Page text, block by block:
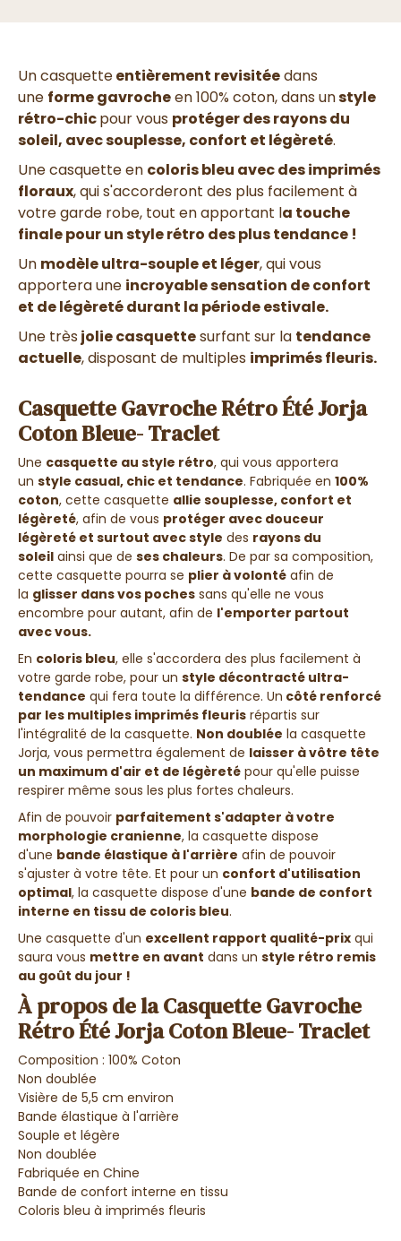
Un casquetteentièrement revisitéedans
une forme gavrocheen 100% coton, dans unstyle
rétro-chicpour vous protéger des rayons du
soleil, avec souplesse, confort et légèreté.
Une casquette en coloris bleu avec des imprimés
floraux, qui s'accorderont des plus facilement à
votre garde robe, tout en apportant la touche
finale pour un style rétro des plus tendance !
Un modèle ultra-souple et léger, qui vous
apportera une incroyable sensation de confort
et de légèreté durant la période estivale.
Une trèsjolie casquettesurfant sur la tendance
actuelle, disposant de multiples imprimés fleuris.
Casquette Gavroche Rétro Été Jorja
Coton Bleue- Traclet
Une casquette au style rétro, qui vous apportera
un style casual, chic et tendance. Fabriquée en 100%
coton, cette casquette allie souplesse, confort et
légèreté, afin de vous protéger avec douceur
légèreté et surtout avec style des rayons du
soleil ainsi que de ses chaleurs. De par sa composition,
cette casquette pourra se plier à volonté afin de
la glisser dans vos poches sans qu'elle ne vous
encombre pour autant, afin de l'emporter partout
avec vous.
En coloris bleu, elle s'accordera des plus facilement à
votre garde robe, pour un style décontracté ultra-
tendance qui fera toute la différence. Un côté renforcé
par les multiples imprimés fleuris répartis sur
l'intégralité de la casquette. Non doublée la casquette
Jorja, vous permettra également de laisser à vôtre tête
un maximum d'air et de légèreté pour qu'elle puisse
respirer même sous les plus fortes chaleurs.
Afin de pouvoir parfaitement s'adapter à votre
morphologie cranienne, la casquette dispose
d'une bande élastique à l'arrière afin de pouvoir
s'ajuster à votre tête. Et pour un confort d'utilisation
optimal, la casquette dispose d'une bande de confort
interne en tissu de coloris bleu.
Une casquette d'un excellent rapport qualité-prix qui
saura vous mettre en avant dans un style rétro remis
au goût du jour !
À propos de la Casquette Gavroche
Rétro Été Jorja Coton Bleue- Traclet
Composition : 100% Coton
Non doublée
Visière de 5,5 cm environ
Bande élastique à l'arrière
Souple et légère
Non doublée
Fabriquée en Chine
Bande de confort interne en tissu
Coloris bleu à imprimés fleuris